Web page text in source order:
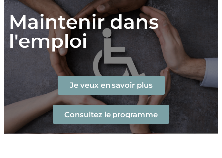
Maintenir dans
l'emploi​
Je veux en savoir plus
Consultez le programme